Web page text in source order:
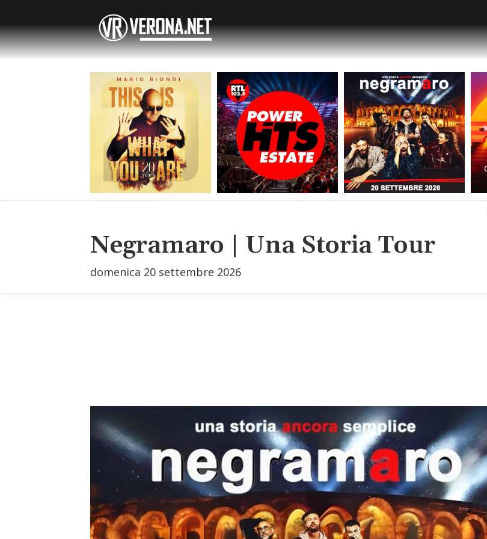
Negramaro | Una Storia Tour
domenica 20 settembre 2026